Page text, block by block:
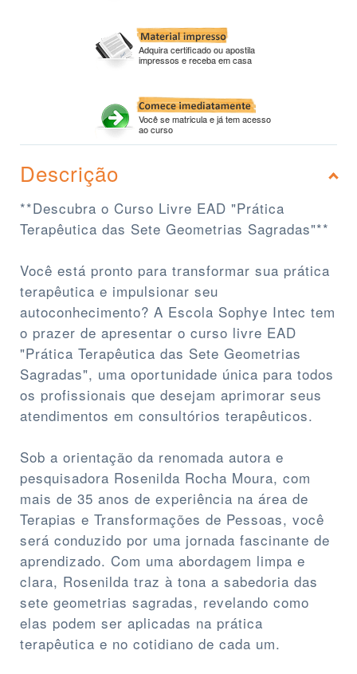
Adquira certificado ou apostila
impressos e receba em casa
Você se matricula e já tem acesso
ao curso
Descrição
**Descubra o Curso Livre EAD "Prática
Terapêutica das Sete Geometrias Sagradas"**
Você está pronto para transformar sua prática
terapêutica e impulsionar seu
autoconhecimento? A Escola Sophye Intec tem
o prazer de apresentar o curso livre EAD
"Prática Terapêutica das Sete Geometrias
Sagradas", uma oportunidade única para todos
os profissionais que desejam aprimorar seus
atendimentos em consultórios terapêuticos.
Sob a orientação da renomada autora e
pesquisadora Rosenilda Rocha Moura, com
mais de 35 anos de experiência na área de
Terapias e Transformações de Pessoas, você
será conduzido por uma jornada fascinante de
aprendizado. Com uma abordagem limpa e
clara, Rosenilda traz à tona a sabedoria das
sete geometrias sagradas, revelando como
elas podem ser aplicadas na prática
terapêutica e no cotidiano de cada um.